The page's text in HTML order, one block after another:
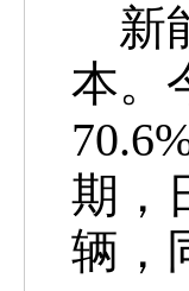
新
本。
期，
辆，